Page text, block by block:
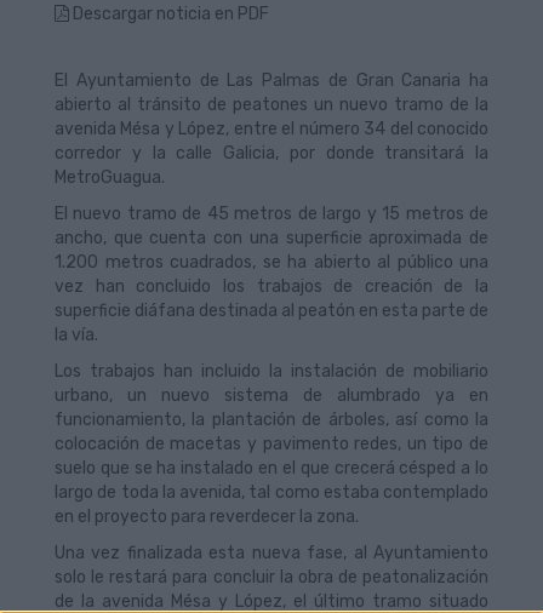
Descargar noticia en PDF
El Ayuntamiento de Las Palmas de Gran Canaria ha
abierto al tránsito de peatones un nuevo tramo de la
avenida Mésa y López, entre el número 34 del conocido
corredor y la calle Galicia, por donde transitará la
MetroGuagua.
El nuevo tramo de 45 metros de largo y 15 metros de
ancho, que cuenta con una superficie aproximada de
1.200 metros cuadrados, se ha abierto al público una
vez han concluido los trabajos de creación de la
superficie diáfana destinada al peatón en esta parte de
la vía.
Los trabajos han incluido la instalación de mobiliario
urbano, un nuevo sistema de alumbrado ya en
funcionamiento, la plantación de árboles, así como la
colocación de macetas y pavimento redes, un tipo de
suelo que se ha instalado en el que crecerá césped a lo
largo de toda la avenida, tal como estaba contemplado
en el proyecto para reverdecer la zona.
Una vez finalizada esta nueva fase, al Ayuntamiento
solo le restará para concluir la obra de peatonalización
de la avenida Mésa y López, el último tramo situado